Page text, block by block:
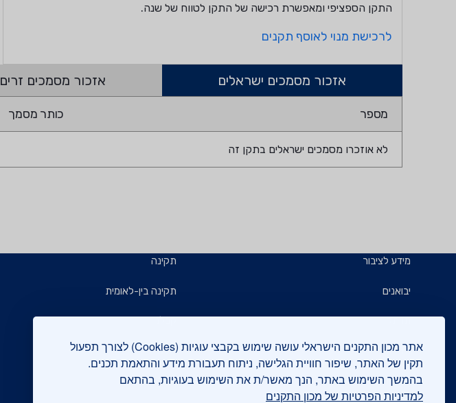
אתר מכון התקנים הישראלי עושה שימוש בקבצי עוגיות (Cookies) לצורך תפעול
תקין של האתר, שיפור חוויית הגלישה, ניתוח תעבורת מידע והתאמת תכנים.
בהמשך השימוש באתר, הנך מאשר/ת את השימוש בעוגיות, בהתאם
למדיניות הפרטיות של מכון התקנים
התקן הספציפי ומאפשרת רכישה של התקן לטווח של שנה.
לרכישת מנוי לאוסף תקנים
אזכור מסמכים ישראלים אזכור מסמכים זרים
מספר כותר מסמך
לא אוזכרו מסמכים ישראלים בתקן זה
מידע לציבור
יבואנים
תו תקן
תו ירוק
יצואנים
תקינה
תקינה בין-לאומית
קבלנים ויזמים
תעשיינים
בדיקות